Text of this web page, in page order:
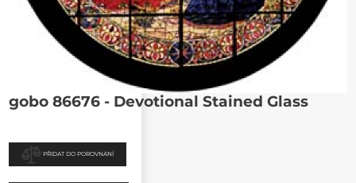
gobo 86676 - Devotional Stained Glass
PŘIDAT DO POROVNÁNÍ